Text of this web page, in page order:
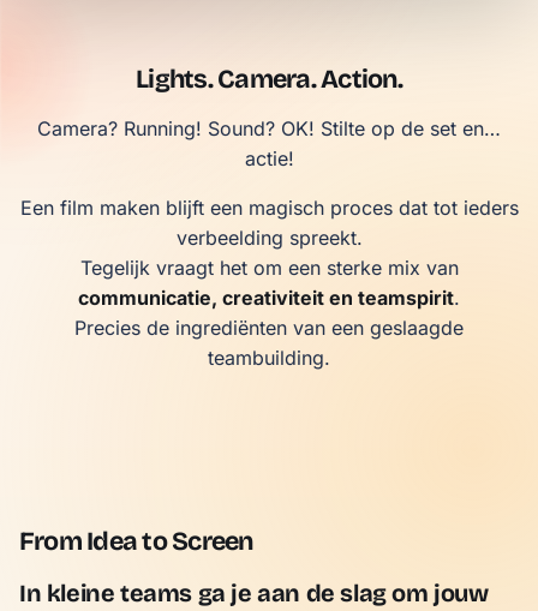
Lights. Camera. Action.
Camera? Running! Sound? OK! Stilte op de set en…
actie!
Een film maken blijft een magisch proces dat tot ieders
verbeelding spreekt.
Tegelijk vraagt het om een sterke mix van
communicatie, creativiteit en teamspirit.
Precies de ingrediënten van een geslaagde
teambuilding.
From Idea to Screen
In kleine teams ga je aan de slag om jouw